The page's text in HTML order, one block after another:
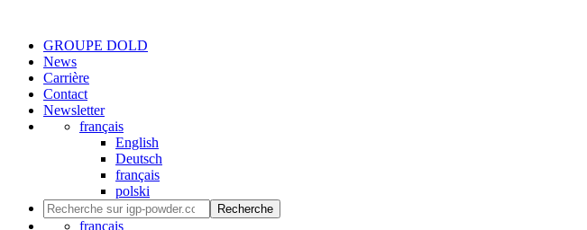
GROUPE DOLD
News
Carrière
Contact
Newsletter
français
English
Deutsch
français
polski
Recherche
français